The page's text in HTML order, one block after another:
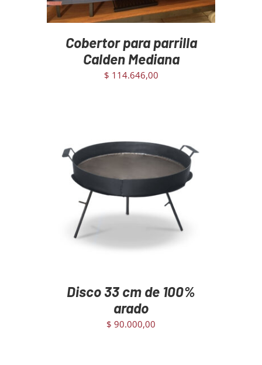
Cobertor para parrilla
Calden Mediana
$ 114.646,00
AGREGAR AL CARRITO DETAILS
Disco 33 cm de 100%
arado
$ 90.000,00